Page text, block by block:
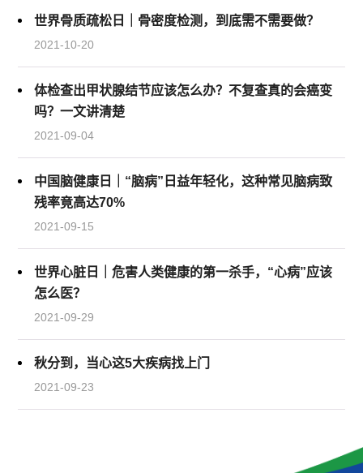
世界骨质疏松日｜骨密度检测，到底需不需要做？
2021-10-20
体检查出甲状腺结节应该怎么办？不复查真的会癌变
吗？一文讲清楚
2021-09-04
中国脑健康日｜“脑病”日益年轻化，这种常见脑病致
残率竟高达70%
2021-09-15
世界心脏日｜危害人类健康的第一杀手，“心病”应该
怎么医？
2021-09-29
秋分到，当心这5大疾病找上门
2021-09-23